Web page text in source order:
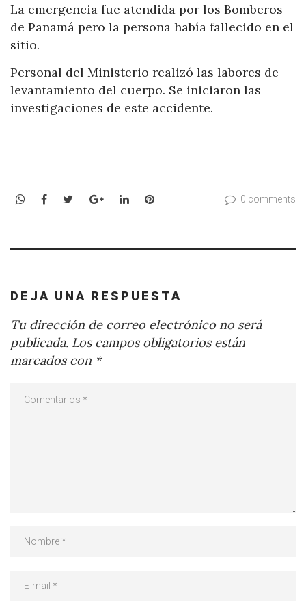
La emergencia fue atendida por los Bomberos
de Panamá pero la persona había fallecido en el
sitio.
Personal del Ministerio realizó las labores de
levantamiento del cuerpo. Se iniciaron las
investigaciones de este accidente.
WhatsApp
Facebook
TwitterGoogle+LinkedInPinterest 0 comments
DEJA UNA RESPUESTA
Tu dirección de correo electrónico no será
publicada. Los campos obligatorios están
marcados con *